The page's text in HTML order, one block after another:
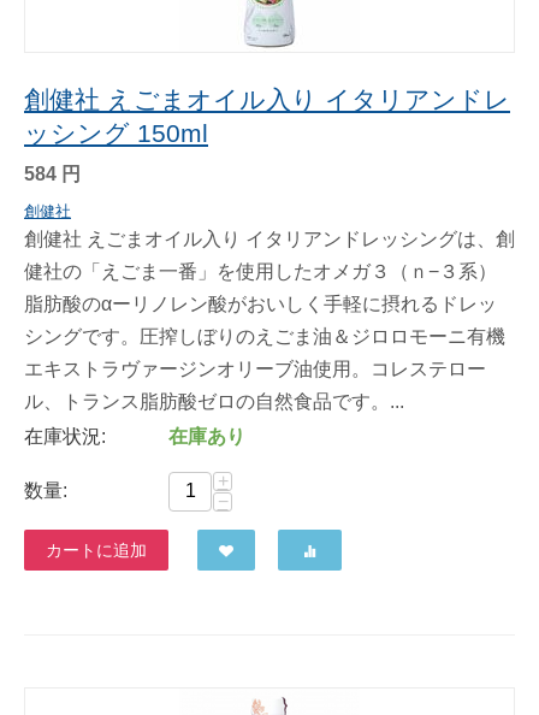
創健社 えごまオイル入り イタリアンドレ
ッシング 150ml
584 円
創健社
創健社 えごまオイル入り イタリアンドレッシングは、創
健社の「えごま一番」を使用したオメガ３（ｎ−３系）
脂肪酸のαーリノレン酸がおいしく手軽に摂れるドレッ
シングです。圧搾しぼりのえごま油＆ジロロモーニ有機
エキストラヴァージンオリーブ油使用。コレステロー
ル、トランス脂肪酸ゼロの自然食品です。...
在庫状況:
在庫あり
数量:
+
−
カートに追加